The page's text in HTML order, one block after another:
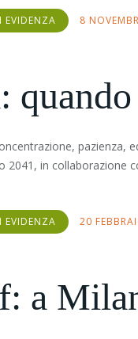
EVIDENZA 8
pazienza,
2041, in collaborazione
EVIDENZA 20
a